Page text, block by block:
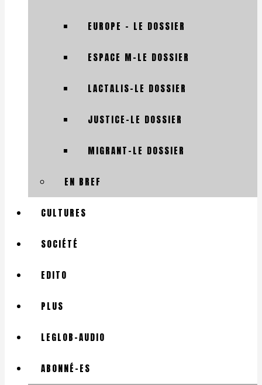
EUROPE – LE DOSSIER
ESPACE M-LE DOSSIER
LACTALIS-LE DOSSIER
JUSTICE-LE DOSSIER
MIGRANT-LE DOSSIER
EN BREF
CULTURES
SOCIÉTÉ
EDITO
PLUS
LEGLOB-AUDIO
ABONNÉ-ES